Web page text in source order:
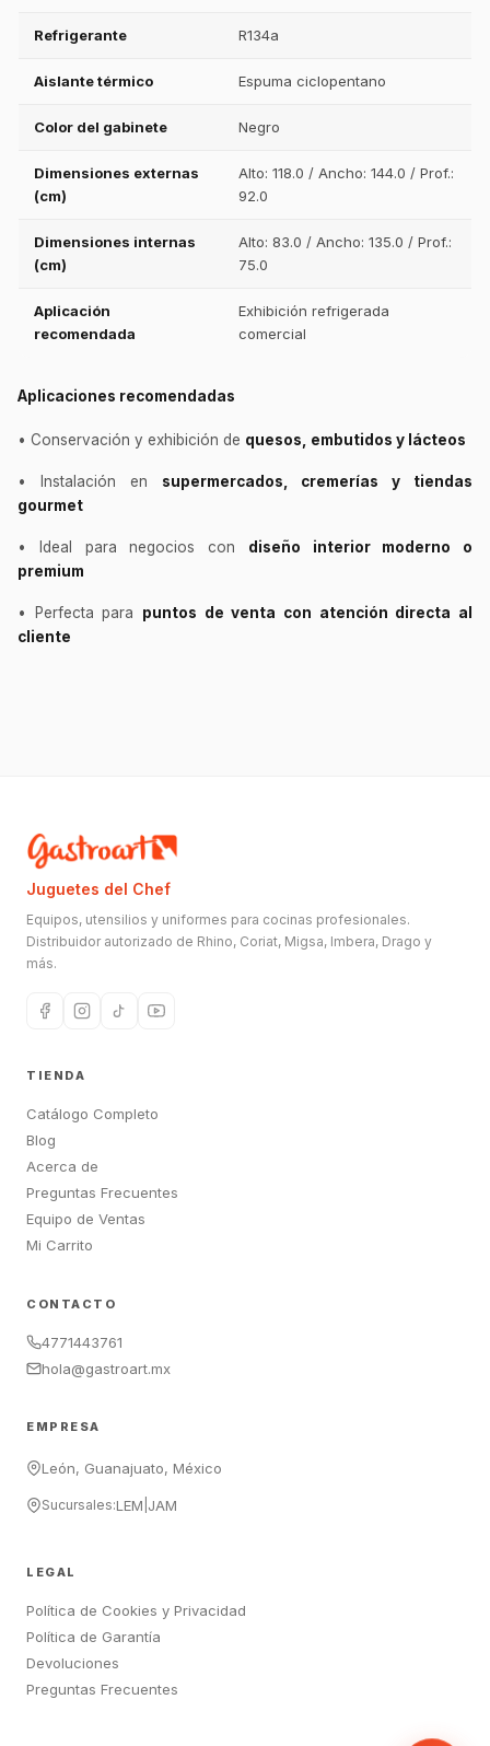
Refrigerante R134a
Aislante térmico Espuma ciclopentano
Color del gabinete Negro
Dimensiones externas
(cm)
Alto: 118.0 / Ancho: 144.0 / Prof.:
92.0
Dimensiones internas
(cm)
Alto: 83.0 / Ancho: 135.0 / Prof.:
75.0
Aplicación
recomendada
Exhibición refrigerada
comercial
Aplicaciones recomendadas
• Conservación y exhibición de quesos, embutidos y lácteos
• Instalación en supermercados, cremerías y tiendas
gourmet
• Ideal para negocios con diseño interior moderno o
premium
• Perfecta para puntos de venta con atención directa al
cliente
Juguetes del Chef
Equipos, utensilios y uniformes para cocinas profesionales.
Distribuidor autorizado de Rhino, Coriat, Migsa, Imbera, Drago y
más.
TIENDA
Catálogo Completo
Blog
Acerca de
Preguntas Frecuentes
Equipo de Ventas
Mi Carrito
CONTACTO
4771443761
hola@gastroart.mx
EMPRESA
León, Guanajuato, México
Sucursales:LEM JAM
LEGAL
Política de Cookies y Privacidad
Política de Garantía
Devoluciones
Preguntas Frecuentes